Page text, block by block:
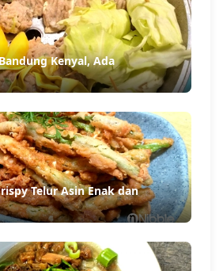
Kenyal, Ada
Telur Asin Enak dan